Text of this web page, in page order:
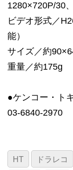
1280×720P/30
ビデオ形式／
能）
サイズ／約
重量／約175g
●ケンコー・ト
03-6840-2970
HT ドラレコ